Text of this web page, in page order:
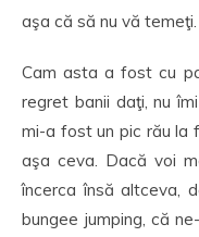
aşa că să nu vă temeţi.
Cam asta a fost cu
regret banii daţi, nu
mi-a fost un pic rău la
aşa ceva. Dacă voi
încerca însă altceva,
bungee jumping, că